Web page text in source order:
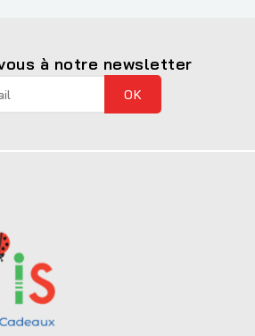
à notre newsletter